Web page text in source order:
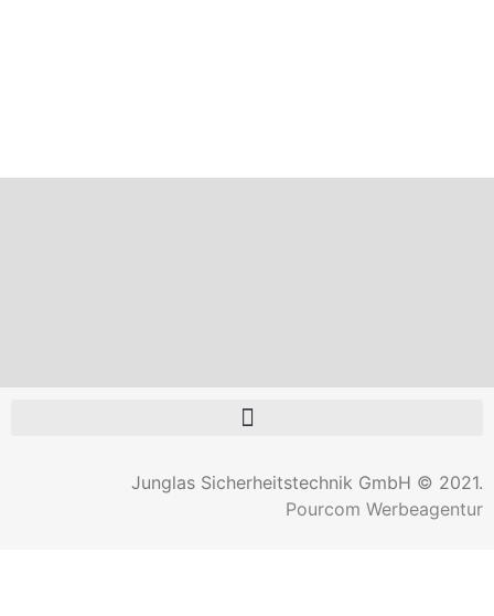
Junglas Sicherheitstechnik GmbH © 2021.
Pourcom Werbeagentur